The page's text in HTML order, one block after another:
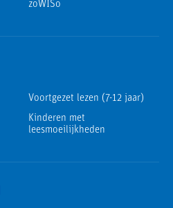
zoWISo
Voortgezet lezen (7-12 jaar)
Kinderen met
leesmoeilijkheden